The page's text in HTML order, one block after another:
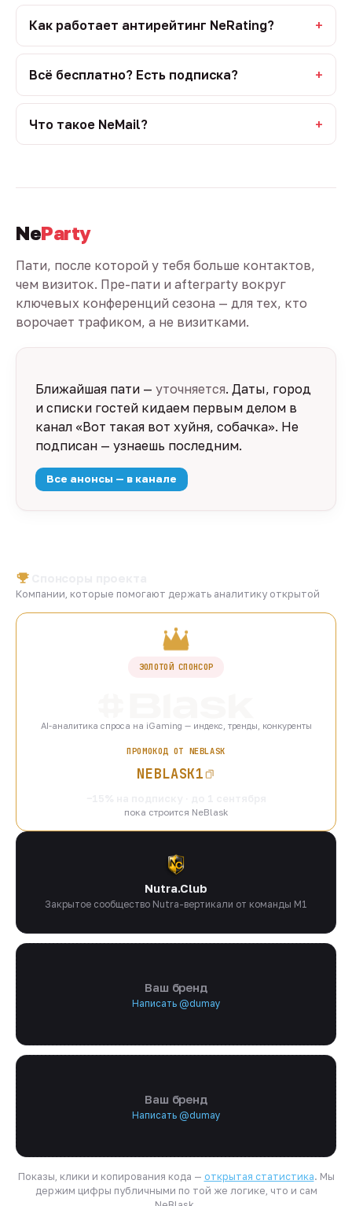
Как работает антирейтинг NeRating?
Всё бесплатно? Есть подписка?
Что такое NeMail?
NeParty
Пати, после которой у тебя больше контактов,
чем визиток. Пре-пати и afterparty вокруг
ключевых конференций сезона — для тех, кто
ворочает трафиком, а не визитками.
Ближайшая пати — уточняется. Даты, город
и списки гостей кидаем первым делом в
канал «Вот такая вот хуйня, собачка». Не
подписан — узнаешь последним.
Все анонсы — в канале
Компании, которые помогают держать аналитику открытой
ЗОЛОТОЙ СПОНСОР
AI-аналитика спроса на iGaming — индекс, тренды, конкуренты
ПРОМОКОД ОТ NEBLASK
NEBLASK1
пока строится NeBlask
Nutra.Club
Закрытое сообщество Nutra-вертикали от команды M1
Ваш бренд
Написать @dumay
Ваш бренд
Написать @dumay
Показы, клики и копирования кода — открытая статистика. Мы
держим цифры публичными по той же логике, что и сам